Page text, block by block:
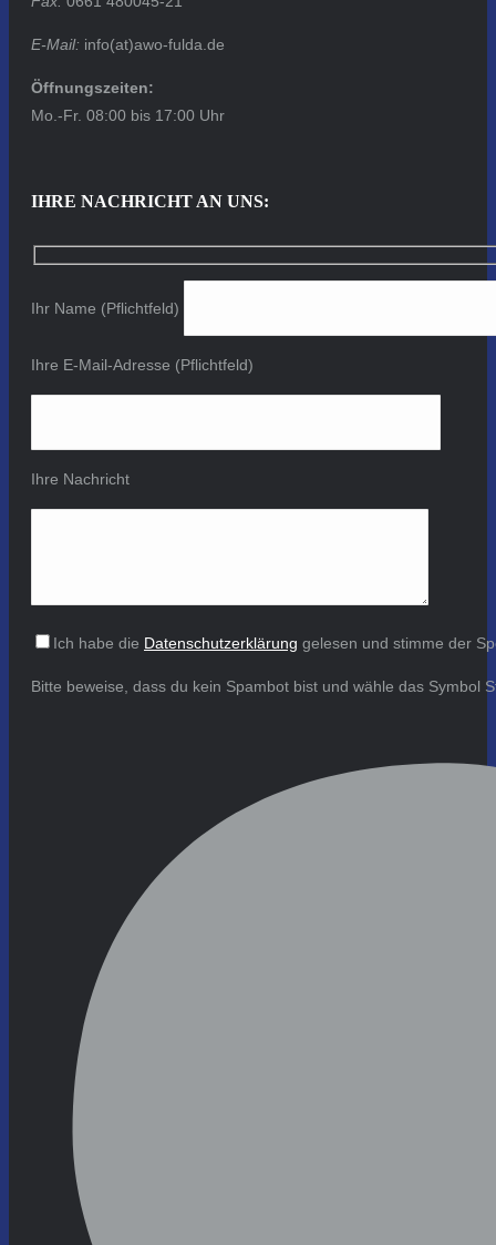
E-Mail: info(at)awo-fulda.de
Öffnungszeiten:
Mo.-Fr. 08:00 bis 17:00 Uhr
IHRE NACHRICHT AN UNS:
Ihr Name (Pflichtfeld)
Ihre E-Mail-Adresse (Pflichtfeld)
Ihre Nachricht
Ich habe die Datenschutzerklärung gelesen und stimme der
Bitte beweise, dass du kein Spambot bist und wähle das Symbol